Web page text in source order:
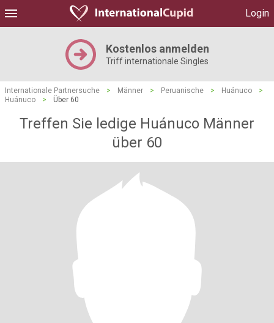
Login
Kostenlos anmelden
Triff internationale Singles
Internationale Partnersuche > Männer > Peruanische > Huánuco
>
Huánuco
> Über 60
Treffen Sie ledige Huánuco Männer
über 60